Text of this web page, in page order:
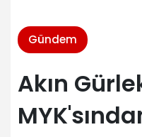
Gündem
Akın